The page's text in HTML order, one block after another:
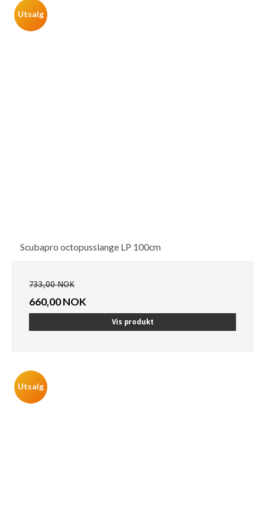
Utsalg
Scubapro octopusslange LP 100cm
733,00 NOK
660,00 NOK
Vis produkt
Utsalg